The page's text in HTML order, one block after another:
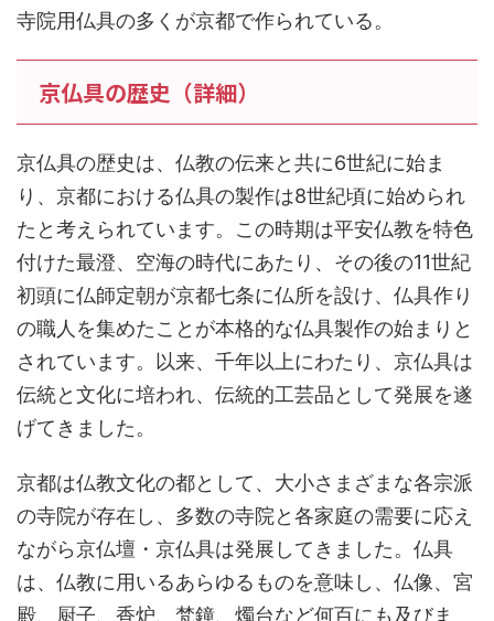
寺院用仏具の多くが京都で作られている。
京仏具の歴史（詳細）
京仏具の歴史は、仏教の伝来と共に6世紀に始ま
り、京都における仏具の製作は8世紀頃に始められ
たと考えられています。この時期は平安仏教を特色
付けた最澄、空海の時代にあたり、その後の11世紀
初頭に仏師定朝が京都七条に仏所を設け、仏具作り
の職人を集めたことが本格的な仏具製作の始まりと
されています。以来、千年以上にわたり、京仏具は
伝統と文化に培われ、伝統的工芸品として発展を遂
げてきました。
京都は仏教文化の都として、大小さまざまな各宗派
の寺院が存在し、多数の寺院と各家庭の需要に応え
ながら京仏壇・京仏具は発展してきました。仏具
は、仏教に用いるあらゆるものを意味し、仏像、宮
殿、厨子、香炉、梵鐘、燭台など何百にも及びま